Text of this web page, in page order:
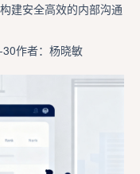
建安全高效的内部沟通
作者：杨晓敏